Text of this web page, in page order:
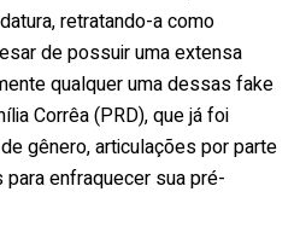
retratando-a como
de possuir uma extensa
qualquer uma dessas fake
Corrêa (PRD), que já foi
gênero, articulações por parte
enfraquecer sua pré-